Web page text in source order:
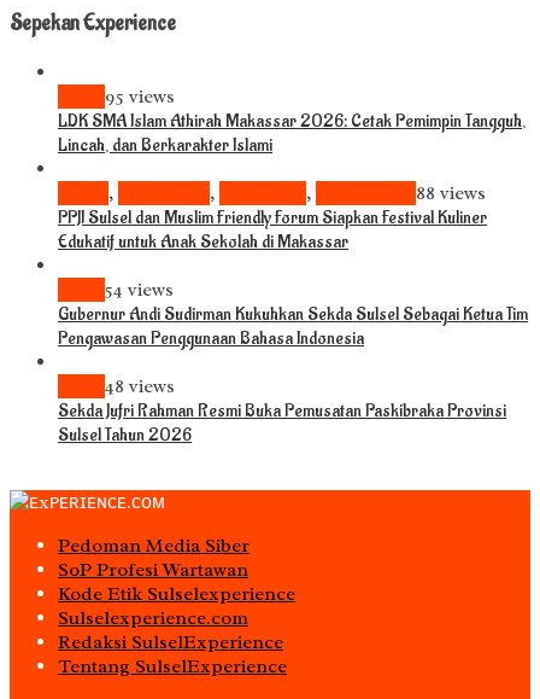
Sepekan Experience
95 views
LDK SMA Islam Athirah Makassar 2026: Cetak Pemimpin Tangguh,
Lincah, dan Berkarakter Islami
, , , 88 views
PPJI Sulsel dan Muslim Friendly Forum Siapkan Festival Kuliner
Edukatif untuk Anak Sekolah di Makassar
54 views
Gubernur Andi Sudirman Kukuhkan Sekda Sulsel Sebagai Ketua Tim
Pengawasan Penggunaan Bahasa Indonesia
48 views
Sekda Jufri Rahman Resmi Buka Pemusatan Paskibraka Provinsi
Sulsel Tahun 2026
Pedoman Media Siber
S0P Profesi Wartawan
Kode Etik Sulselexperience
Sulselexperience.com
Redaksi SulselExperience
Tentang SulselExperience